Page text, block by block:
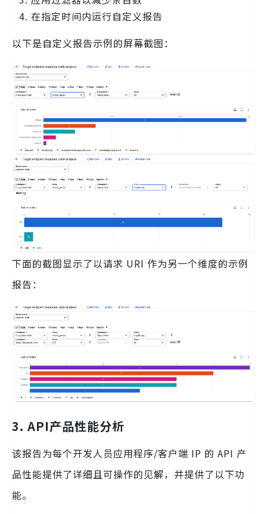
在指定时间内运行自定义报告
以下是自定义报告示例的屏幕截图：
下面的截图显示了以请求 URI 作为另一个维度的示例
报告：
3. API产品性能分析
该报告为每个开发人员应用程序/客户端 IP 的 API 产
品性能提供了详细且可操作的见解，并提供了以下功
能。